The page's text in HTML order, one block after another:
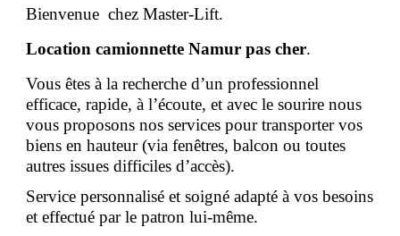
Bienvenue chez Master-Lift.
Location camionnetteNamurpas cher.
Vous êtes à la recherche d’un professionnel
efficace, rapide, à l’écoute, et avec le sourire nous
vous proposons nos services pour transporter vos
biens en hauteur (via fenêtres, balcon ou toutes
autres issues difficiles d’accès).
Service personnalisé et soigné adapté à vos besoins
et effectué par le patron lui-même.